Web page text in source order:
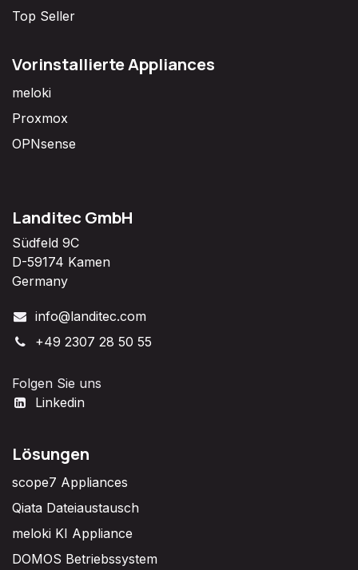
Top Seller
Vorinstallierte Appliances
meloki
Proxmox
OPNsense
Landitec GmbH
Südfeld 9C
D-59174 Kamen
Germany
info@landitec.com
+49 2307 28 50 55
Folgen Sie uns
Linkedin
Lösungen
scope7 Appliances
Qiata Dateiaustausch
meloki KI Appliance
DOMOS Betriebssystem